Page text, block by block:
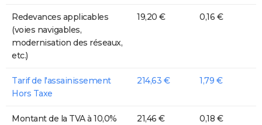
Redevances applicables
(voies navigables,
modernisation des réseaux,
etc.)
19,20 € 0,16 €
Tarif de l'assainissement
Hors Taxe
214,63 € 1,79 €
Montant de la TVA à 10,0% 21,46 € 0,18 €